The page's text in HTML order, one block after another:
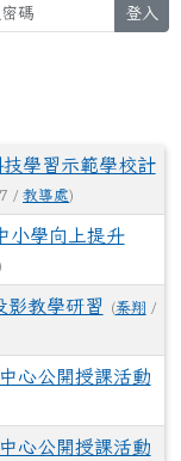
登入
學習示範學校計
/ 教導處)
小學向上提升
影教學研習 (秦翔 /
心公開授課活動
心公開授課活動